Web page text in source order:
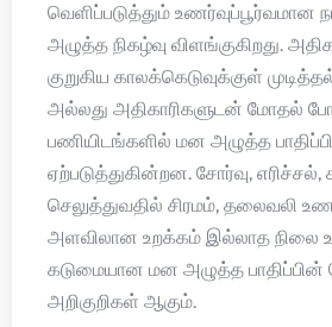
வெளிப்படுத்தும் உணர்வுப்பூர்வமான
அழுத்த நிகழ்வு விளங்குகிறது.
குறுகிய காலக்கெடுவுக்குள்
அல்லது அதிகாரிகளுடன் மோதல்
பணியிடங்களில் மன அழுத்த
ஏற்படுத்துகின்றன. சோர்வு,
செலுத்துவதில் சிரமம், தலைவலி
அளவிலான உறக்கம் இல்லாத நிலை
கடுமையான மன அழுத்த
அறிகுறிகள் ஆகும்.